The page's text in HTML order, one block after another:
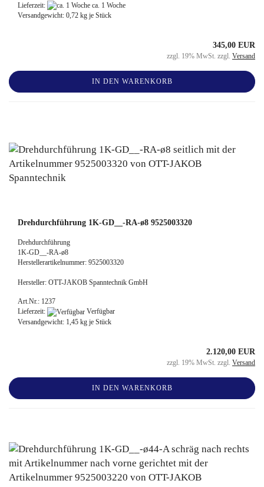
Lieferzeit:
ca. 1 Woche
Versandgewicht: 0,72 kg je Stück
345,00 EUR
zzgl. 19% MwSt. zzgl. Versand
IN DEN WARENKORB
Drehdurchführung 1K-GD__-RA-ø8 9525003320
Drehdurchführung
1K-GD__-RA-ø8
Herstellerartikelnummer: 9525003320
Hersteller: OTT-JAKOB Spanntechnik GmbH
Art.Nr.: 1237
Lieferzeit:
Verfügbar
Versandgewicht: 1,45 kg je Stück
2.120,00 EUR
zzgl. 19% MwSt. zzgl. Versand
IN DEN WARENKORB